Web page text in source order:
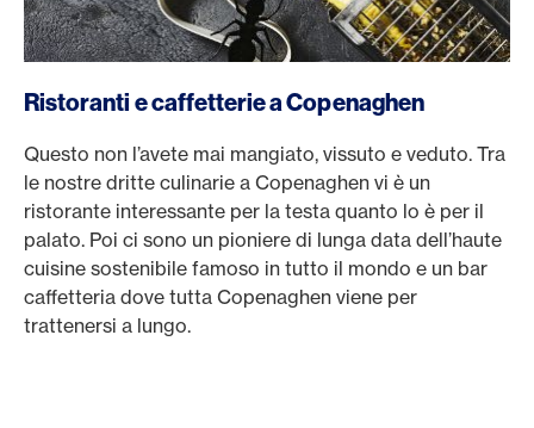
Ristoranti e caffetterie a Copenaghen
Questo non l’avete mai mangiato, vissuto e veduto. Tra
le nostre dritte culinarie a Copenaghen vi è un
ristorante interessante per la testa quanto lo è per il
palato. Poi ci sono un pioniere di lunga data dell’haute
cuisine sostenibile famoso in tutto il mondo e un bar
caffetteria dove tutta Copenaghen viene per
trattenersi a lungo.